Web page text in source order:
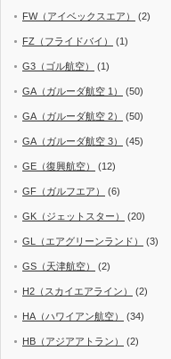
FW（アイベックスエア） (2)
FZ（フライドバイ） (1)
G3（ゴル航空） (1)
GA（ガルーダ航空 1） (50)
GA（ガルーダ航空 2） (50)
GA（ガルーダ航空 3） (45)
GE（復興航空） (12)
GF（ガルフエア） (6)
GK（ジェットスター） (20)
GL（エアグリーンランド） (3)
GS（天津航空） (2)
H2（スカイエアライン） (2)
HA（ハワイアン航空） (34)
HB（アジアアトラン） (2)